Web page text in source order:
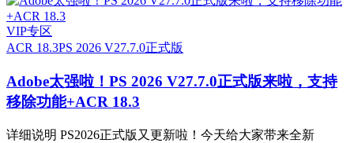
VIP专区
ACR 18.3PS 2026 V27.7.0正式版
Adobe太强啦！PS 2026 V27.7.0正式版来啦，支持
移除功能+ACR 18.3
详细说明 PS2026正式版又更新啦！今天给大家带来全新